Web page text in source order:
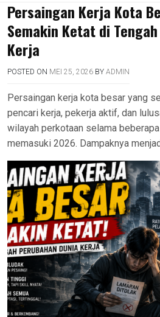
Persaingan Kerja Kota
Semakin Ketat di
Kerja
POSTED ON MEI 25, 2026 BY ADMIN
Persaingan kerja kota besar yang
pencari kerja, pekerja aktif, dan
wilayah perkotaan selama
memasuki 2026. Dampaknya